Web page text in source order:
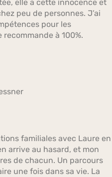
elle a cette innocence et
peu de personnes. J’ai
pour les
à 100%.
familiales avec Laure en
arrive au hasard, et mon
de chacun. Un parcours
une fois dans sa vie. La